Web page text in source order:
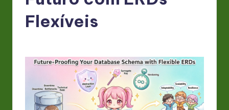
Flexíveis